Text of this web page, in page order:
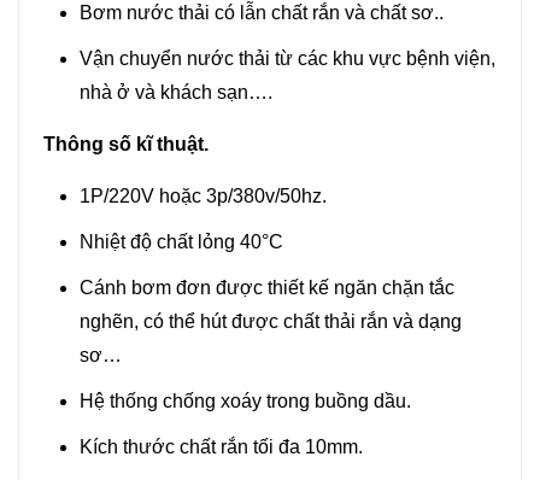
Bơm nước thải có lẫn chất rắn và chất sơ..
Vận chuyển nước thải từ các khu vực bệnh viện,
nhà ở và khách sạn….
Thông số kĩ thuật.
1P/220V hoặc 3p/380v/50hz.
Nhiệt độ chất lỏng 40°C
Cánh bơm đơn được thiết kế ngăn chặn tắc
nghẽn, có thể hút được chất thải rắn và dạng
sơ…
Hệ thống chống xoáy trong buồng dầu.
Kích thước chất rắn tối đa 10mm.